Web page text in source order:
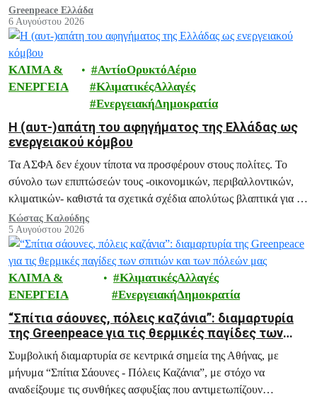
ξεδιάλυμά τους αποτελεί ευθύνη μας.
Greenpeace Ελλάδα
6 Αυγούστου 2026
ΚΛΙΜΑ &
ΕΝΕΡΓΕΙΑ
ΑντίοΟρυκτόΑέριο
ΚλιματικέςΑλλαγές
ΕνεργειακήΔημοκρατία
H (αυτ-)απάτη του αφηγήματος της Ελλάδας ως
ενεργειακού κόμβου
Τα ΑΣΦΑ δεν έχουν τίποτα να προσφέρουν στους πολίτες. Το
σύνολο των επιπτώσεών τους -οικονομικών, περιβαλλοντικών,
κλιματικών- καθιστά τα σχετικά σχέδια απολύτως βλαπτικά για το
μέλλον της Ελλάδας.
Κώστας Καλούδης
5 Αυγούστου 2026
ΚΛΙΜΑ &
ΕΝΕΡΓΕΙΑ
ΚλιματικέςΑλλαγές
ΕνεργειακήΔημοκρατία
“Σπίτια σάουνες, πόλεις καζάνια”: διαμαρτυρία
της Greenpeace για τις θερμικές παγίδες των
σπιτιών και των πόλεών μας
Συμβολική διαμαρτυρία σε κεντρικά σημεία της Αθήνας, με
μήνυμα “Σπίτια Σάουνες - Πόλεις Καζάνια”, με στόχο να
αναδείξουμε τις συνθήκες ασφυξίας που αντιμετωπίζουν